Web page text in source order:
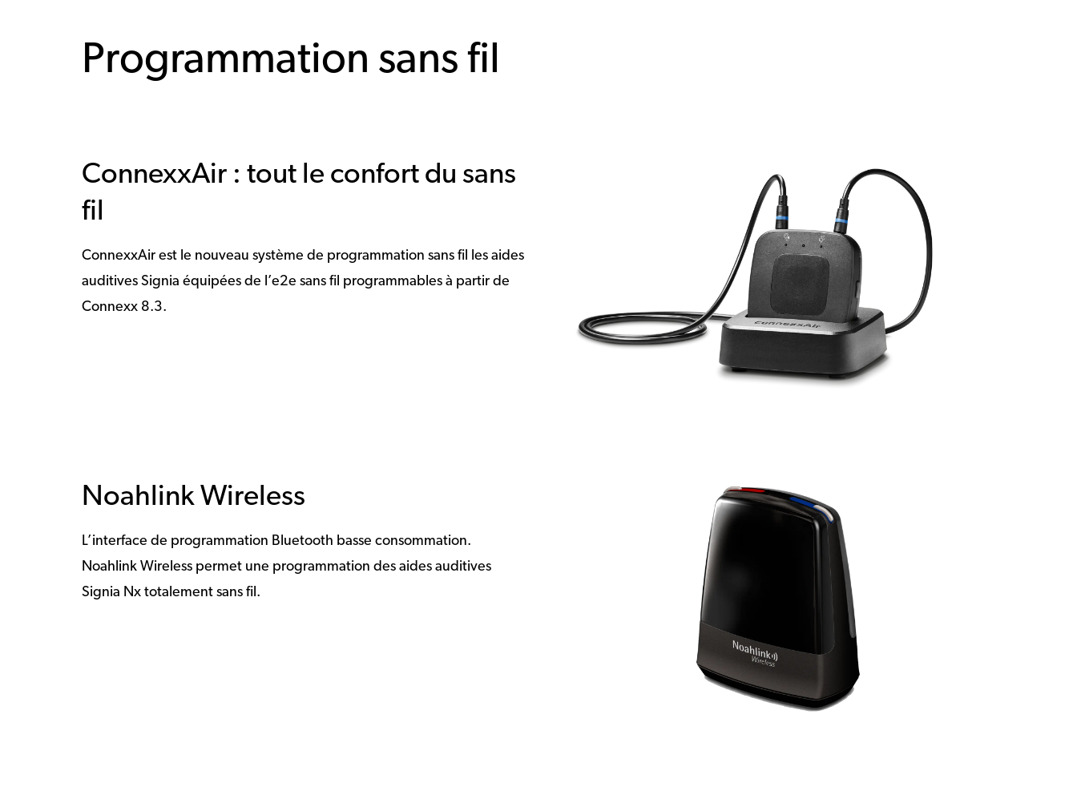
Programmation sans fil
ConnexxAir : tout le confort du sans
fil
ConnexxAir est le nouveau système de programmation sans fil les aides
auditives Signia équipées de l’e2e sans fil programmables à partir de
Connexx 8.3.
Noahlink Wireless
L’interface de programmation Bluetooth basse consommation.
Noahlink Wireless permet une programmation des aides auditives
Signia Nx totalement sans fil.